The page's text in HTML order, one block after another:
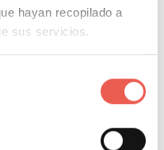
hayan recopilado a
sus servicios.
se crean para